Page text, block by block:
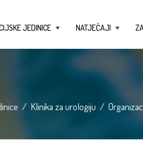
JEDINICE NATJEČAJI
/ Klinika za urologiju /